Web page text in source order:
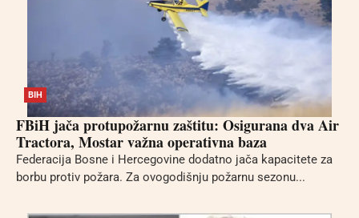
BIH
FBiH jača protupožarnu zaštitu: Osigurana dva Air
Tractora, Mostar važna operativna baza
Federacija Bosne i Hercegovine dodatno jača kapacitete za
borbu protiv požara. Za ovogodišnju požarnu sezonu...